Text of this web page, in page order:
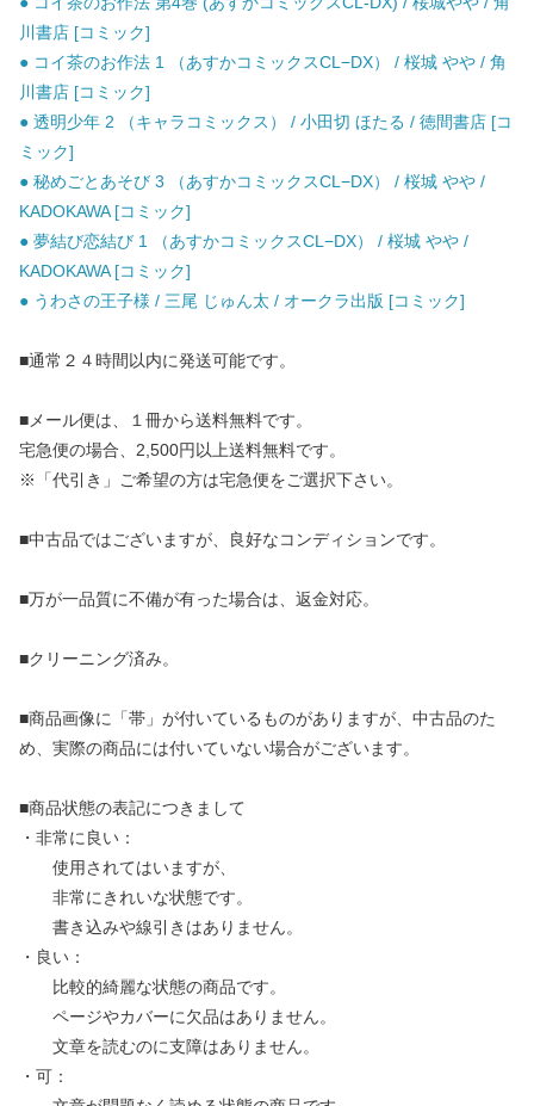
川書店 [コミック]
● コイ茶のお作法 1 （あすかコミックスCL−DX） / 桜城 やや / 角
川書店 [コミック]
● 透明少年 2 （キャラコミックス） / 小田切 ほたる / 徳間書店 [コ
ミック]
● 秘めごとあそび 3 （あすかコミックスCL−DX） / 桜城 やや /
KADOKAWA [コミック]
● 夢結び恋結び 1 （あすかコミックスCL−DX） / 桜城 やや /
KADOKAWA [コミック]
● うわさの王子様 / 三尾 じゅん太 / オークラ出版 [コミック]
■通常２４時間以内に発送可能です。
■メール便は、１冊から送料無料です。
宅急便の場合、2,500円以上送料無料です。
※「代引き」ご希望の方は宅急便をご選択下さい。
■中古品ではございますが、良好なコンディションです。
■万が一品質に不備が有った場合は、返金対応。
■クリーニング済み。
■商品画像に「帯」が付いているものがありますが、中古品のた
め、実際の商品には付いていない場合がございます。
■商品状態の表記につきまして
・非常に良い：
使用されてはいますが、
非常にきれいな状態です。
書き込みや線引きはありません。
・良い：
比較的綺麗な状態の商品です。
ページやカバーに欠品はありません。
文章を読むのに支障はありません。
・可：